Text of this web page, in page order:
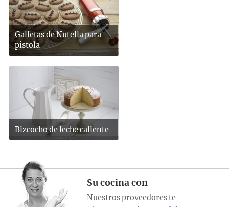
Galletas de Nutella para
pistola
Bizcocho de leche caliente
Su cocina con
Nuestros proveedores te